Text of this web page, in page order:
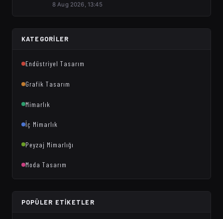
8 Aug 2026, 13:45
KATEGORILER
Endüstriyel Tasarım
Grafik Tasarım
Mimarlık
İç Mimarlık
Peyzaj Mimarlığı
Moda Tasarım
POPÜLER ETIKETLER